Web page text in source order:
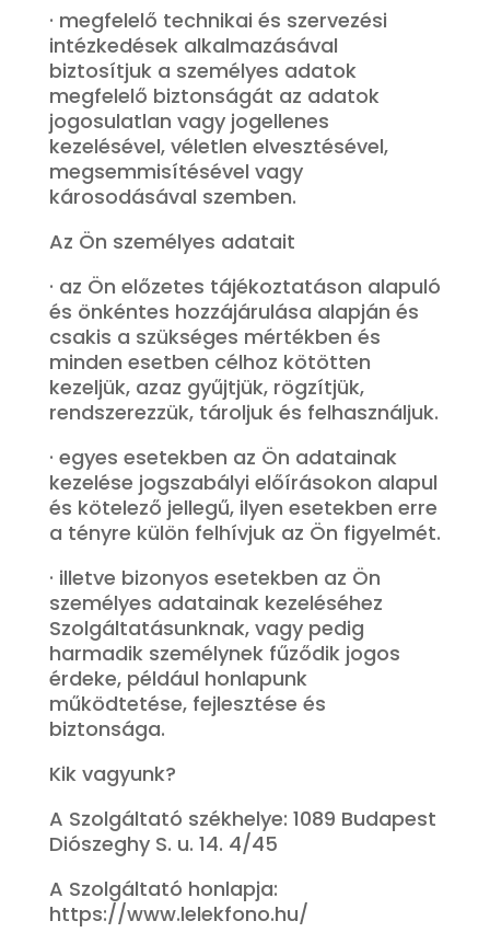
· megfelelő technikai és szervezési
intézkedések alkalmazásával
biztosítjuk a személyes adatok
megfelelő biztonságát az adatok
jogosulatlan vagy jogellenes
kezelésével, véletlen elvesztésével,
megsemmisítésével vagy
károsodásával szemben.
Az Ön személyes adatait
· az Ön előzetes tájékoztatáson alapuló
és önkéntes hozzájárulása alapján és
csakis a szükséges mértékben és
minden esetben célhoz kötötten
kezeljük, azaz gyűjtjük, rögzítjük,
rendszerezzük, tároljuk és felhasználjuk.
· egyes esetekben az Ön adatainak
kezelése jogszabályi előírásokon alapul
és kötelező jellegű, ilyen esetekben erre
a tényre külön felhívjuk az Ön figyelmét.
· illetve bizonyos esetekben az Ön
személyes adatainak kezeléséhez
Szolgáltatásunknak, vagy pedig
harmadik személynek fűződik jogos
érdeke, például honlapunk
működtetése, fejlesztése és
biztonsága.
Kik vagyunk?
A Szolgáltató székhelye: 1089 Budapest
Diószeghy S. u. 14. 4/45
A Szolgáltató honlapja:
https://www.lelekfono.hu/